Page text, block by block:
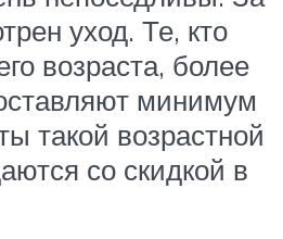
уход. Те, кто
возраста, более
минимум
такой возрастной
со скидкой в